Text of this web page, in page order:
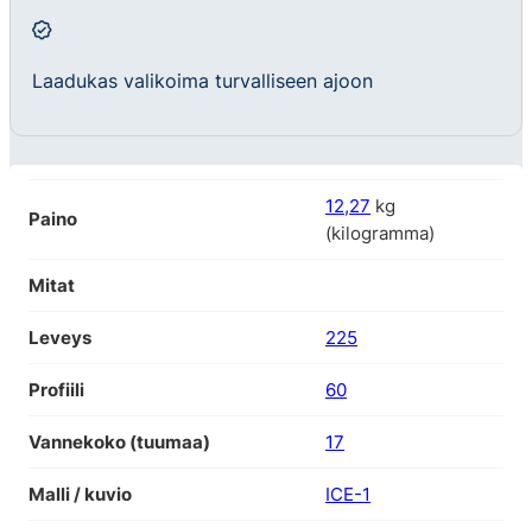
Laadukas valikoima turvalliseen ajoon
Paino
12,27 kg
(kilogramma)
Mitat
Leveys 225
Profiili 60
Vannekoko (tuumaa) 17
Malli / kuvio ICE-1